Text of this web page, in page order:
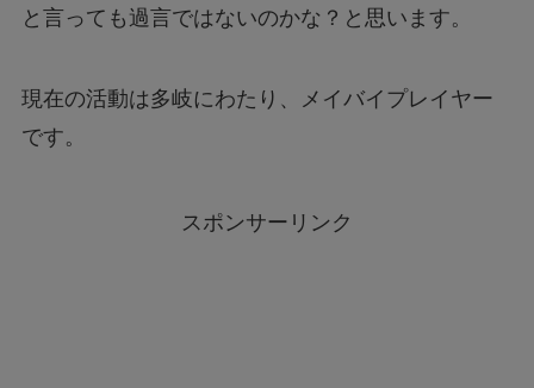
と言っても過言ではないのかな？と思います。
現在の活動は多岐にわたり、メイバイプレイヤー
です。
スポンサーリンク